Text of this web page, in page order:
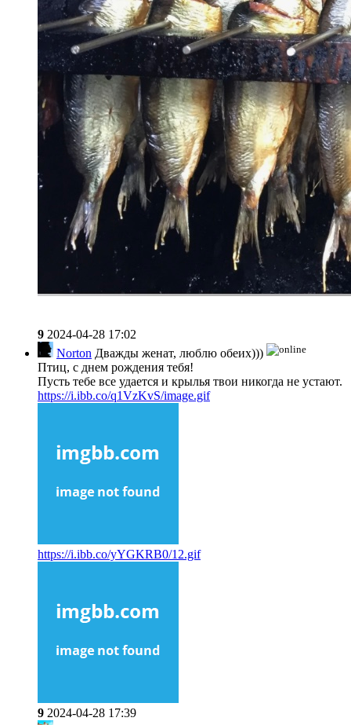
9 2024-04-28 17:02
Norton Дважды женат, люблю обеих)))
Птиц, с днем рождения тебя!
Пусть тебе все удается и крылья твои никогда не устают.
https://i.ibb.co/q1VzKvS/image.gif
https://i.ibb.co/yYGKRB0/12.gif
9 2024-04-28 17:39